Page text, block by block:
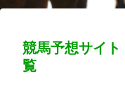
競馬予想サイ
覧